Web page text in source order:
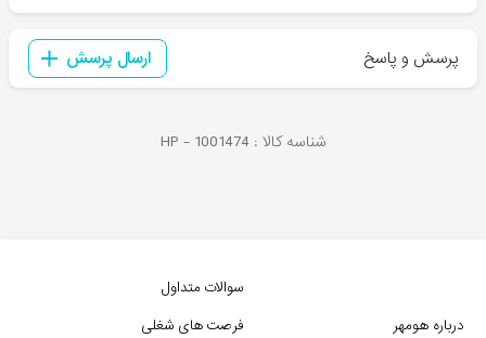
پرسش و پاسخ ارسال پرسش
شناسه کالا : HP - 1001474
درباره هومهر
سوالات متداول
فرصت های شغلی